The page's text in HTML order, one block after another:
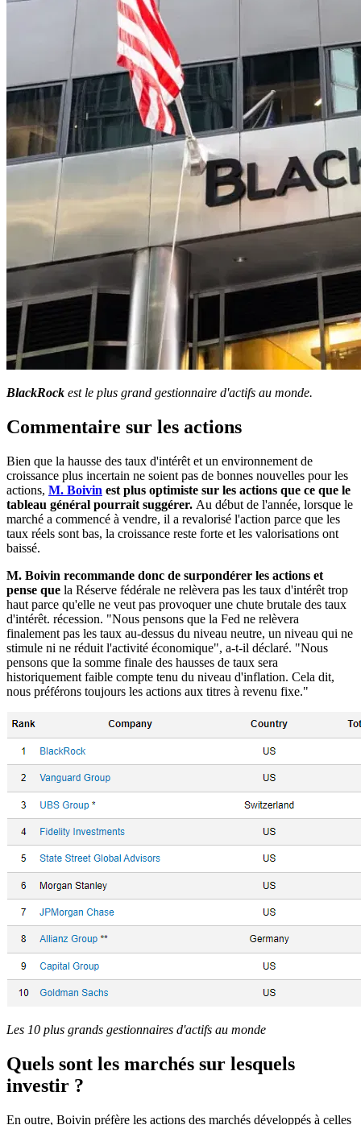
BlackRock est le plus grand gestionnaire d'actifs au monde.
Commentaire sur les actions
Bien que la hausse des taux d'intérêt et un environnement de
croissance plus incertain ne soient pas de bonnes nouvelles pour les
actions, M. Boivin est plus optimiste sur les actions que ce que le
tableau général pourrait suggérer. Au début de l'année, lorsque le
marché a commencé à vendre, il a revalorisé l'action parce que les
taux réels sont bas, la croissance reste forte et les valorisations ont
baissé.
M. Boivin recommande donc de surpondérer les actions et
pense que la Réserve fédérale ne relèvera pas les taux d'intérêt trop
haut parce qu'elle ne veut pas provoquer une chute brutale des taux
d'intérêt. récession. "Nous pensons que la Fed ne relèvera
finalement pas les taux au-dessus du niveau neutre, un niveau qui ne
stimule ni ne réduit l'activité économique", a-t-il déclaré. "Nous
pensons que la somme finale des hausses de taux sera
historiquement faible compte tenu du niveau d'inflation. Cela dit,
nous préférons toujours les actions aux titres à revenu fixe."
Les 10 plus grands gestionnaires d'actifs au monde
Quels sont les marchés sur lesquels
investir ?
En outre, Boivin préfère les actions des marchés développés à celles